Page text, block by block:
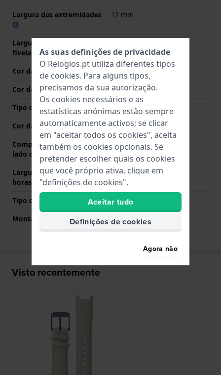
Largura das extremidades
12 mm
Largura da bracelete na
fivela
Cor da bracelete
Cor das costuras
Beje
Tipo de Fecho
Cor da fivela
Azul
Comprimento de banda no
lado das 12 horas
75 mm
Largura de banda lado 6
horas (mm)
125 mm
Tipo de montagem
Parafuso de sela
Montagem Reta
Não
Visto recentemente
As suas definições de privacidade
O Relogios.pt utiliza diferentes tipos
de cookies. Para alguns tipos,
precisamos da sua autorização.
Os cookies necessários e as
estatísticas anónimas estão sempre
automaticamente activos; se clicar
em "aceitar todos os cookies", aceita
também os cookies opcionais. Se
pretender escolher quais os cookies
que você próprio ativa, clique em
"definições de cookies".
Aceitar tudo
Definições de cookies
Agora não